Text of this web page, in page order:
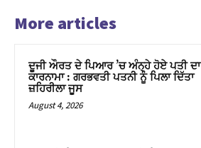
More articles
ਦੂਜੀ ਔਰਤ ਦੇ ਪਿਆਰ ’ਚ ਅੰਨ੍ਹੇ ਹੋਏ ਪਤੀ ਦਾ
ਕਾਰਨਾਮਾ : ਗਰਭਵਤੀ ਪਤਨੀ ਨੂੰ ਪਿਲਾ ਦਿੱਤਾ
ਜ਼ਹਿਰੀਲਾ ਜੂਸ
August 4, 2026